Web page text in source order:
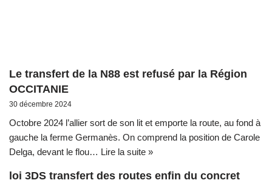
Le transfert de la N88 est refusé par la Région
OCCITANIE
30 décembre 2024
Octobre 2024 l’allier sort de son lit et emporte la route, au fond à
gauche la ferme Germanès. On comprend la position de Carole
Delga, devant le flou… Lire la suite »
loi 3DS transfert des routes enfin du concret